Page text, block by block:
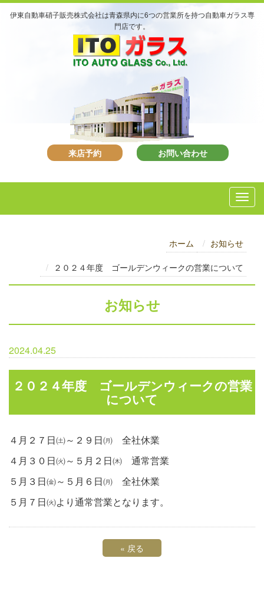
伊東自動車硝子販売株式会社は青森県内に6つの営業所を持つ自動車ガラス専
門店です。
来店予約 お問い合わせ
ホーム お知らせ
２０２４年度 ゴールデンウィークの営業について
お知らせ
2024.04.25
２０２４年度 ゴールデンウィークの営業
について
４月２７日㈯～２９日㈪ 全社休業
４月３０日㈫～５月２日㈭ 通常営業
５月３日㈮～５月６日㈪ 全社休業
５月７日㈫より通常営業となります。
« 戻る